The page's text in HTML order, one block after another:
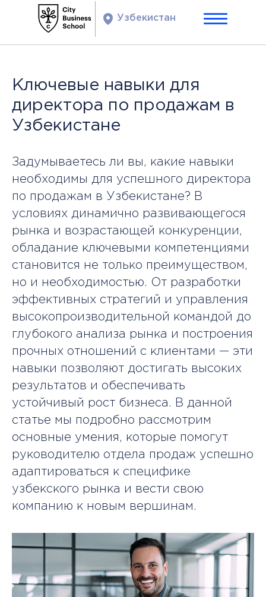
Узбекистан
Ключевые навыки для
директора по продажам в
Узбекистане
Задумываетесь ли вы, какие навыки
необходимы для успешного директора
по продажам в Узбекистане? В
условиях динамично развивающегося
рынка и возрастающей конкуренции,
обладание ключевыми компетенциями
становится не только преимуществом,
но и необходимостью. От разработки
эффективных стратегий и управления
высокопроизводительной командой до
глубокого анализа рынка и построения
прочных отношений с клиентами — эти
навыки позволяют достигать высоких
результатов и обеспечивать
устойчивый рост бизнеса. В данной
статье мы подробно рассмотрим
основные умения, которые помогут
руководителю отдела продаж успешно
адаптироваться к специфике
узбекского рынка и вести свою
компанию к новым вершинам.